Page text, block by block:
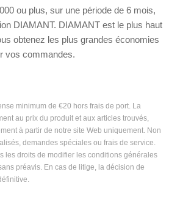
ou plus, sur une période de 6 mois,
DIAMANT. DIAMANT est le plus haut
obtenez les plus grandes économies
vos commandes.
minimum de €20 hors frais de port. La
au prix du produit et aux articles trouvés,
à partir de notre site Web uniquement. Non
demandes spéciales ou frais de service.
les droits de modifier les conditions générales
préavis. En cas de litige, la décision de